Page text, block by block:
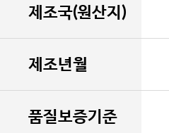
제조국(원산지)
제조년월
품질보증기준